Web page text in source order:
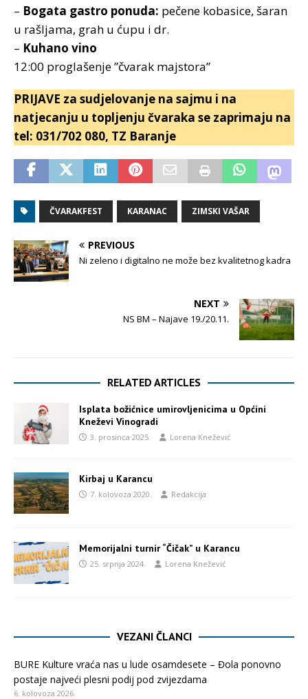
– Bogata gastro ponuda: pečene kobasice, šaran
u rašljama, grah u ćupu i dr.
– Kuhano vino
12:00 proglašenje ”čvarak majstora”
PRIJAVE za sudjelovanje na sajmu i na
natjecanju u topljenju čvaraka se zaprimaju na
tel: 031/702 080, TZ Baranje
ČVARAKFEST KARANAC ZIMSKI VAŠAR
PREVIOUS
Ni zeleno i digitalno ne može bez kvalitetnog kadra
NEXT
NS BM – Najave 19./20.11.
RELATED ARTICLES
Isplata božićnice umirovljenicima u Općini
Kneževi Vinogradi
3. prosinca 2025. Lorena Knežević
Kirbaj u Karancu
7. kolovoza 2020. Redakcija
Memorijalni turnir “Čičak” u Karancu
25. srpnja 2024. Lorena Knežević
VEZANI ČLANCI
BURE Kulture vraća nas u lude osamdesete – Đola ponovno
postaje najveći plesni podij pod zvijezdama
6. kolovoza 2026.